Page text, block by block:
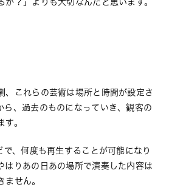
か？」よりも大切なんだと思います。
、これらの芸術は場所と時間が設定さ
ら、過去のものになっていき、観客の
す。
、何度も再生することが可能になり
はりあの日あの場所で演奏した内容は
ません。